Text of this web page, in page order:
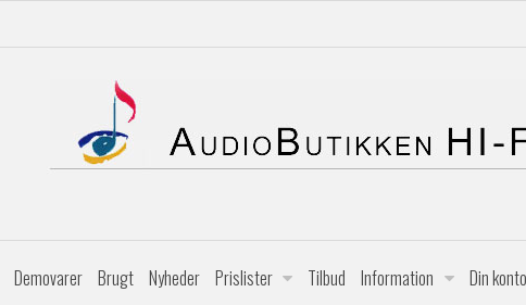
Demovarer Brugt Nyheder Prislister Tilbud Information Din konto